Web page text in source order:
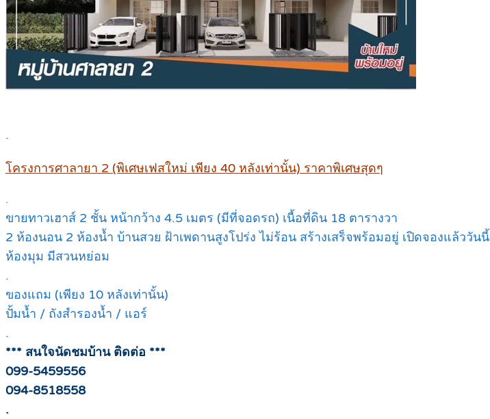
.
โครงการศาลายา 2 (พิเศษเฟสใหม่ เพียง 40 หลังเท่านั้น) ราคาพิเศษสุดๆ
.
ขายทาวเฮาส์ 2 ชั้น หน้ากว้าง 4.5 เมตร (มีที่จอดรถ) เนื้อที่ดิน 18 ตารางวา
2 ห้องนอน 2 ห้องน้ำ บ้านสวย ฝ้าเพดานสูงโปร่ง ไม่ร้อน สร้างเสร็จพร้อมอยู่ เปิดจองแล้ววันนี้
ห้องมุม มีสวนหย่อม
.
ของแถม (เพียง 10 หลังเท่านั้น)
ปั้มน้ำ / ถังสำรองน้ำ / แอร์
.
*** สนใจนัดชมบ้าน ติดต่อ ***
099-5459556
094-8518558
.